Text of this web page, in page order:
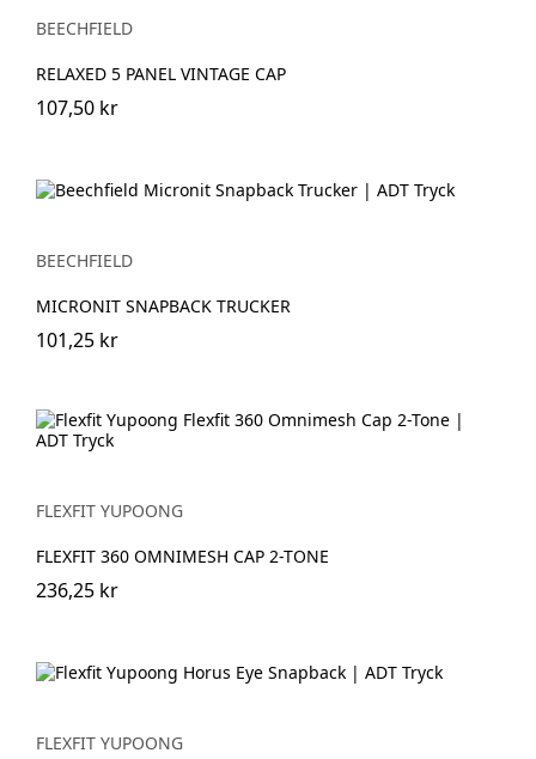
BEECHFIELD
RELAXED 5 PANEL VINTAGE CAP
107,50 kr
BEECHFIELD
MICRONIT SNAPBACK TRUCKER
101,25 kr
FLEXFIT YUPOONG
FLEXFIT 360 OMNIMESH CAP 2-TONE
236,25 kr
FLEXFIT YUPOONG